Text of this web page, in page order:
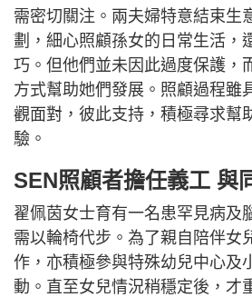
需密切關注。兩夫婦特意結束生
劃，細心照顧孫女的日常生活，
巧。但他們並未因此過度保護，
方式幫助她們發展。照顧過程雖
觀面對，彼此支持，積極尋求幫
驗。
SEN照顧者擔任義工 與
翟佩茵女士育有一名患罕見病及
需以輪椅代步。為了親自陪伴女
作，亦積極參與特殊幼兒中心及
動。直至女兒情況稍穩定後，才